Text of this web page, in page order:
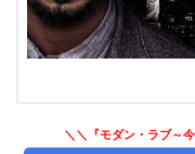
＼＼『モダン・ラブ～